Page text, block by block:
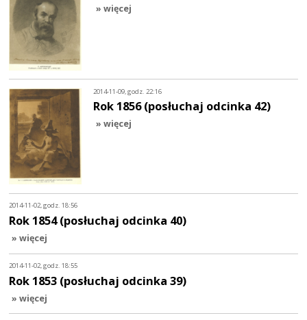
» więcej
2014-11-09, godz. 22:16
Rok 1856 (posłuchaj odcinka 42)
» więcej
2014-11-02, godz. 18:56
Rok 1854 (posłuchaj odcinka 40)
» więcej
2014-11-02, godz. 18:55
Rok 1853 (posłuchaj odcinka 39)
» więcej